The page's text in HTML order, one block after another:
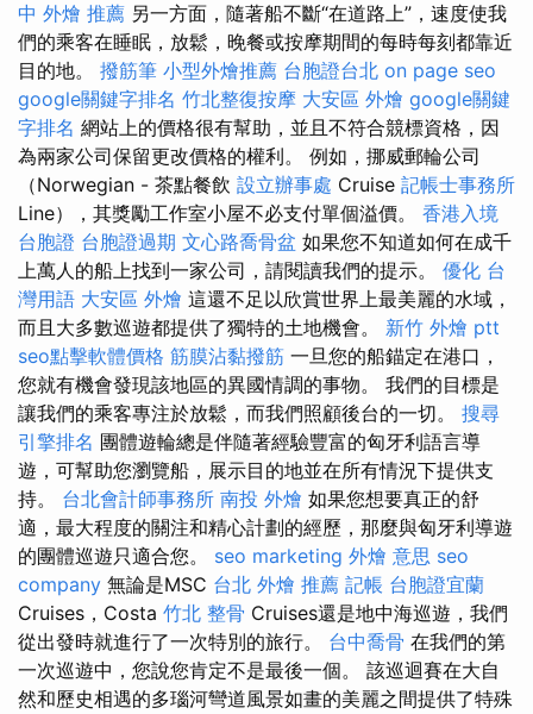
中 外燴 推薦 另一方面，隨著船不斷“在道路上”，速度使我
們的乘客在睡眠，放鬆，晚餐或按摩期間的每時每刻都靠近
目的地。 撥筋筆 小型外燴推薦 台胞證台北 on page seo
google關鍵字排名 竹北整復按摩 大安區 外燴 google關鍵
字排名 網站上的價格很有幫助，並且不符合競標資格，因
為兩家公司保留更改價格的權利。 例如，挪威郵輪公司
（Norwegian - 茶點餐飲 設立辦事處 Cruise 記帳士事務所
Line），其獎勵工作室小屋不必支付單個溢價。 香港入境
台胞證 台胞證過期 文心路喬骨盆 如果您不知道如何在成千
上萬人的船上找到一家公司，請閱讀我們的提示。 優化 台
灣用語 大安區 外燴 這還不足以欣賞世界上最美麗的水域，
而且大多數巡遊都提供了獨特的土地機會。 新竹 外燴 ptt
seo點擊軟體價格 筋膜沾黏撥筋 一旦您的船錨定在港口，
您就有機會發現該地區的異國情調的事物。 我們的目標是
讓我們的乘客專注於放鬆，而我們照顧後台的一切。 搜尋
引擎排名 團體遊輪總是伴隨著經驗豐富的匈牙利語言導
遊，可幫助您瀏覽船，展示目的地並在所有情況下提供支
持。 台北會計師事務所 南投 外燴 如果您想要真正的舒
適，最大程度的關注和精心計劃的經歷，那麼與匈牙利導遊
的團體巡遊只適合您。 seo marketing 外燴 意思 seo
company 無論是MSC 台北 外燴 推薦 記帳 台胞證宜蘭
Cruises，Costa 竹北 整骨 Cruises還是地中海巡遊，我們
從出發時就進行了一次特別的旅行。 台中喬骨 在我們的第
一次巡遊中，您說您肯定不是最後一個。 該巡迴賽在大自
然和歷史相遇的多瑙河彎道風景如畫的美麗之間提供了特殊